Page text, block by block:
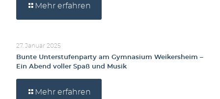
Mehr erfahren
27. Januar 2025
Bunte Unterstufenparty am Gymnasium Weikersheim –
Ein Abend voller Spaß und Musik
Mehr erfahren